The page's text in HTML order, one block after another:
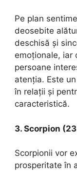
Pe plan
deosebite
deschisă și
emoționale, iar
persoane
atenția. Este
în relații și
caracteristică.
3. Scorpion
Scorpionii vor
prosperitate în